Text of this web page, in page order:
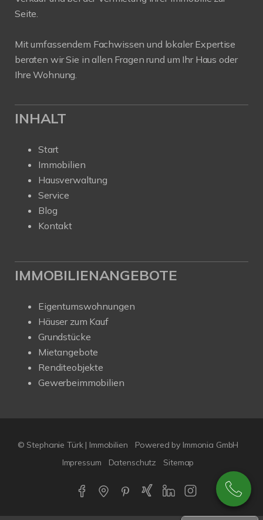
Seite.
Mit umfassendem Fachwissen und lokaler Expertise
beraten wir Sie in allen Fragen rund um Ihr Haus oder
Ihre Wohnung.
INHALT
Start
Immobilien
Hausverwaltung
Service
Blog
Kontakt
IMMOBILIENANGEBOTE
Eigentumswohnungen
Häuser zum Kauf
Grundstücke
Mietangebote
Renditeobjekte
Gewerbeimmobilien
© Stephanie Türk | Immobilien
Powered by Immonia GmbH
Impressum
Datenschutz Sitemap